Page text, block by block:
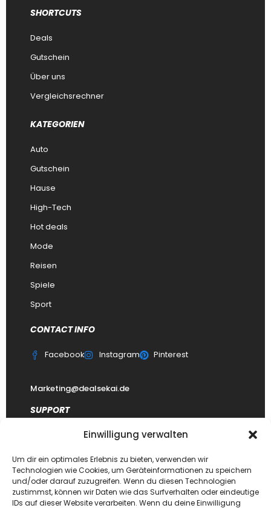
Einwilligung verwalten
Um dir ein optimales Erlebnis zu bieten, verwenden wir
Technologien wie Cookies, um Geräteinformationen zu speichern
und/oder darauf zuzugreifen. Wenn du diesen Technologien
zustimmst, können wir Daten wie das Surfverhalten oder eindeutige
IDs auf dieser Website verarbeiten. Wenn du deine Einwilligung
SHORTCUTS
Deals
Gutschein
Über uns
Vergleichsrechner
KATEGORIEN
Auto
Gutschein
Hause
High-Tech
Hot deals
Mode
Reisen
Spiele
Sport
CONTACT INFO
Facebook Instagram Pinterest
Marketing@dealsekai.de
SUPPORT
datenschutzerklärung
Impressum
Haftungsausschluss